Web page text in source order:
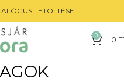
LETÖLTÉSE
0 0